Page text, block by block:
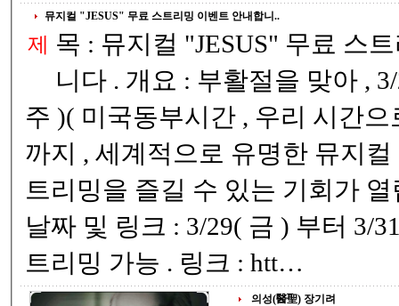
뮤지컬 "JESUS" 무료 스트리밍 이벤트 안내합니..
제
목 : 뮤지컬 "JESUS" 무료 스트리밍 이벤트 안내합
니다 . 개요 : 부활절을 맞아 , 3/29( 금 ) 부터 3/31(
주 )( 미국동부시간 , 우리 시간으로는 4/1 오후 1 시 )
까지 , 세계적으로 유명한 뮤지컬 "JESUS" 의 무료 스
트리밍을 즐길 수 있는 기회가 열립니다 . 세부 내용 :
날짜 및 링크 : 3/29( 금 ) 부터 3/31( 주 ) 까지 무료 스
트리밍 가능 . 링크 : htt…
의성(醫聖) 장기려